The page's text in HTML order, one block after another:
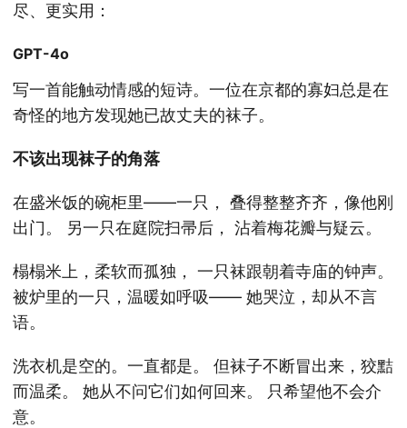
尽、更实用：
GPT-4o
写一首能触动情感的短诗。一位在京都的寡妇总是在
奇怪的地方发现她已故丈夫的袜子。
不该出现袜子的角落
在盛米饭的碗柜里——一只， 叠得整整齐齐，像他刚
出门。 另一只在庭院扫帚后， 沾着梅花瓣与疑云。
榻榻米上，柔软而孤独， 一只袜跟朝着寺庙的钟声。
被炉里的一只，温暖如呼吸—— 她哭泣，却从不言
语。
洗衣机是空的。一直都是。 但袜子不断冒出来，狡黠
而温柔。 她从不问它们如何回来。 只希望他不会介
意。